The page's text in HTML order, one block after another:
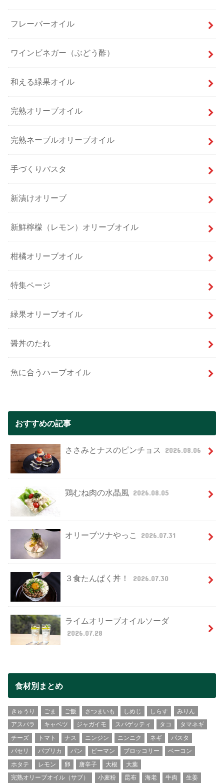
フレーバーオイル
ワインビネガー（ぶどう酢）
和える緑果オイル
完熟オリーブオイル
完熟ネーブルオリーブオイル
手づくりパスタ
新漬けオリーブ
新鮮檸檬（レモン）オリーブオイル
柑橘オリーブオイル
特集ページ
緑果オリーブオイル
醤丼のたれ
魚に合うハーブオイル
おすすめの記事
ささみとナスのピンチョス 2026.08.06
鶏むね肉の水晶風 2026.08.05
オリーブツナやっこ 2026.07.31
３食たんぱく丼！ 2026.07.30
ライムオリーブオイルソーダ
2026.07.28
食材別まとめ
きゅうり ごま ご飯 さつまいも しめじ しらす
みりん
アスパラ
キャベツ ジャガイモ スパゲッティ タコ
タマネギ
チーズ
トマト ナス ニンジン ニンニク ネギ
パスタ
パセリ
パプリカ パン ピーマン ブロッコリー
ベーコン
ホタテ
レモン 卵 唐辛子 大根
大葉
完熟オリーブオイル（サブ）
小麦粉 昆布 海老 牛肉 生姜